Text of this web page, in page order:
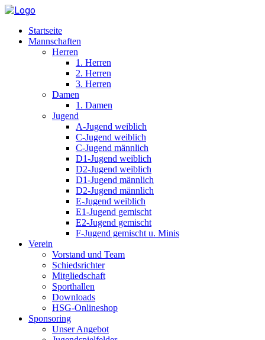
Startseite
Mannschaften
Herren
1. Herren
2. Herren
3. Herren
Damen
1. Damen
Jugend
A-Jugend weiblich
C-Jugend weiblich
C-Jugend männlich
D1-Jugend weiblich
D2-Jugend weiblich
D1-Jugend männlich
D2-Jugend männlich
E-Jugend weiblich
E1-Jugend gemischt
E2-Jugend gemischt
F-Jugend gemischt u. Minis
Verein
Vorstand und Team
Schiedsrichter
Mitgliedschaft
Sporthallen
Downloads
HSG-Onlineshop
Sponsoring
Unser Angebot